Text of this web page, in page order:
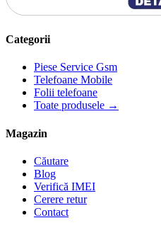
Categorii
Piese Service Gsm
Telefoane Mobile
Folii telefoane
Toate produsele →
Magazin
Căutare
Blog
Verifică IMEI
Cerere retur
Contact